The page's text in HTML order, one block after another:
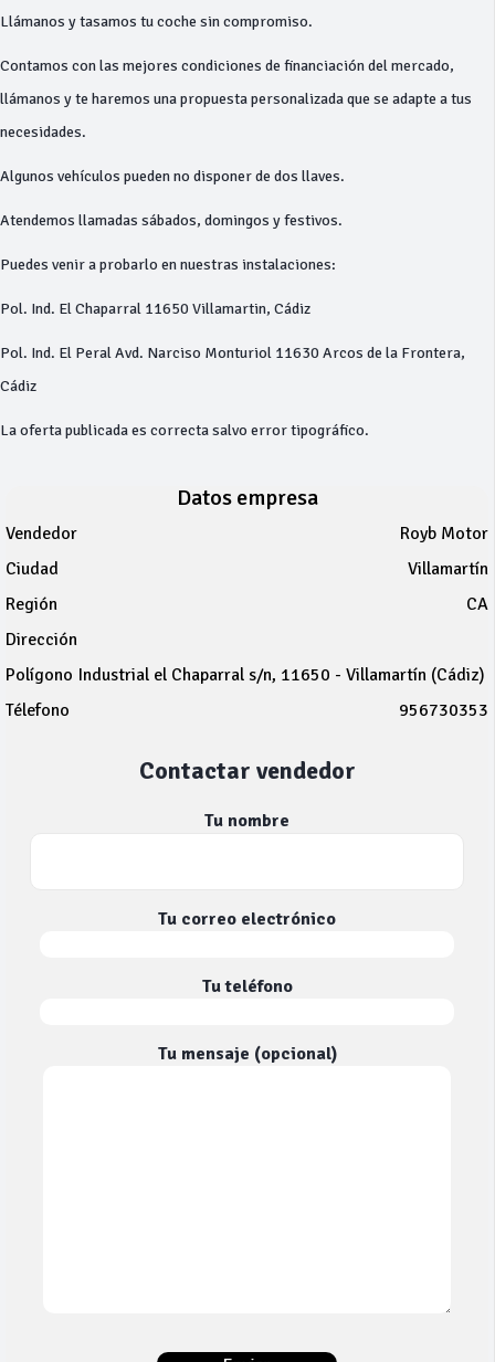
Llámanos y tasamos tu coche sin compromiso.
Contamos con las mejores condiciones de financiación del mercado,
llámanos y te haremos una propuesta personalizada que se adapte a tus
necesidades.
Algunos vehículos pueden no disponer de dos llaves.
Atendemos llamadas sábados, domingos y festivos.
Puedes venir a probarlo en nuestras instalaciones:
Pol. Ind. El Chaparral 11650 Villamartin, Cádiz
Pol. Ind. El Peral Avd. Narciso Monturiol 11630 Arcos de la Frontera,
Cádiz
La oferta publicada es correcta salvo error tipográfico.
Datos empresa
Vendedor
Royb Motor
Ciudad
Villamartín
Región
CA
Dirección
Polígono Industrial el Chaparral s/n, 11650 - Villamartín (Cádiz)
Télefono
956730353
Contactar vendedor
Tu nombre
Tu correo electrónico
Tu teléfono
Tu mensaje (opcional)